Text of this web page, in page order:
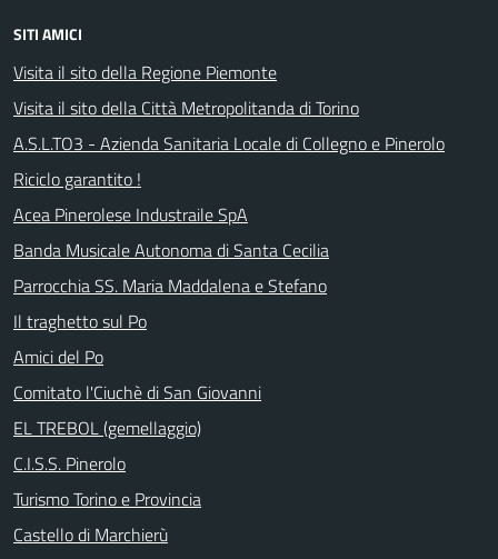
SITI AMICI
Visita il sito della Regione Piemonte
Visita il sito della Città Metropolitanda di Torino
A.S.L.TO3 - Azienda Sanitaria Locale di Collegno e Pinerolo
Riciclo garantito !
Acea Pinerolese Industraile SpA
Banda Musicale Autonoma di Santa Cecilia
Parrocchia SS. Maria Maddalena e Stefano
Il traghetto sul Po
Amici del Po
Comitato l'Ciuchè di San Giovanni
EL TREBOL (gemellaggio)
C.I.S.S. Pinerolo
Turismo Torino e Provincia
Castello di Marchierù